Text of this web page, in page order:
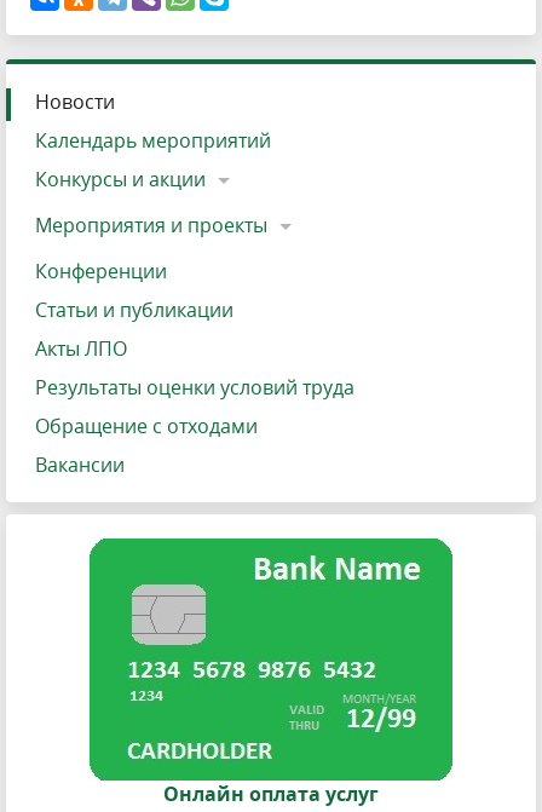
Новости
Календарь мероприятий
Конкурсы и акции
Мероприятия и проекты
Конференции
Статьи и публикации
Акты ЛПО
Результаты оценки условий труда
Обращение с отходами
Вакансии
Онлайн оплата услуг